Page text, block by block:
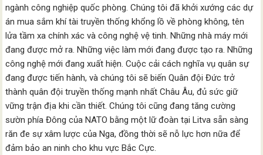
ngành công nghiệp quốc phòng. Chúng tôi đã khởi xướng các dự
án mua sắm khí tài truyền thống khổng lồ về phòng không, tên
lửa tầm xa chính xác và công nghệ vệ tinh. Những nhà máy mới
đang được mở ra. Những việc làm mới đang được tạo ra. Những
công nghệ mới đang xuất hiện. Cuộc cải cách nghĩa vụ quân sự
đang được tiến hành, và chúng tôi sẽ biến Quân đội Đức trở
thành quân đội truyền thống mạnh nhất Châu Âu, đủ sức giữ
vững trận địa khi cần thiết. Chúng tôi cũng đang tăng cường
sườn phía Đông của NATO bằng một lữ đoàn tại Litva sẵn sàng
răn đe sự xâm lược của Nga, đồng thời sẽ nỗ lực hơn nữa để
đảm bảo an ninh cho khu vực Bắc Cực.